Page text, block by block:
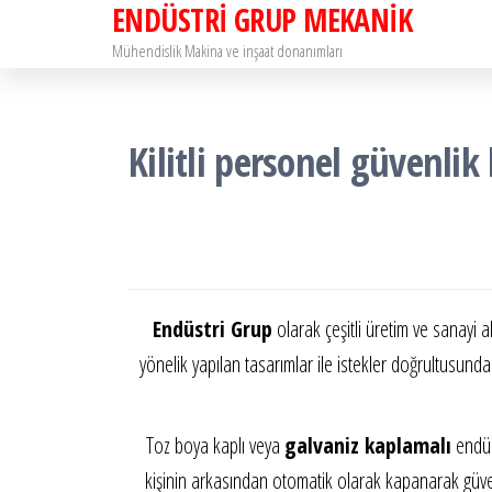
ENDÜSTRİ GRUP MEKANİK
Mühendislik Makina ve inşaat donanımları
Kilitli personel güvenlik
Endüstri Grup olarak çeşitli üretim ve sanayi
yönelik yapılan tasarımlar ile istekler
Toz boya kaplı veya galvaniz kaplamalı
kişinin arkasından otomatik olarak kapanarak